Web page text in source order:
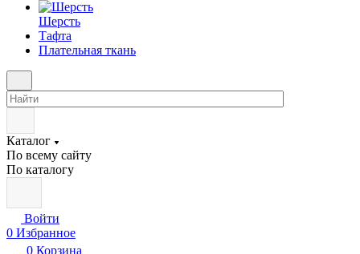
Шерсть
Тафта
Плательная ткань
Каталог
По всему сайту
По каталогу
Войти
0 Избранное
0 Корзина